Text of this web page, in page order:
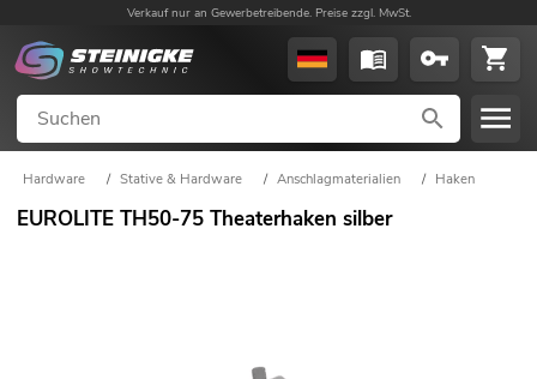
Verkauf nur an Gewerbetreibende. Preise zzgl. MwSt.
Hardware / Stative & Hardware / Anschlagmaterialien / Haken
EUROLITE TH50-75 Theaterhaken silber